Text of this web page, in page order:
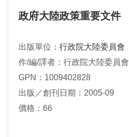
政府大陸政策重要文件
出版單位： 行政院大陸委員會
作/編/譯者：行政院大陸委員會
GPN：1009402828
出版／創刊日期：2005-09
價格：66